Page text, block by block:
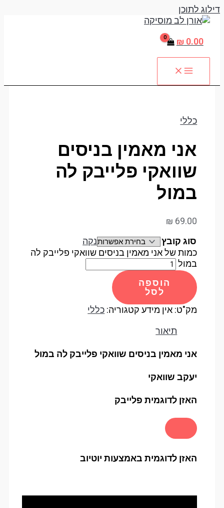
דילוג לתוכן
₪0.00
כללי
אני מאמין בניסים
שוואקי פלייבק לה
במול
₪ 69.00
סוג קובץ
נקה
כמות של אני מאמין בניסים שוואקי פלייבק לה
במול
הוספה
לסל
מק"ט: אין מידע קטגוריה: כללי
תיאור
אני מאמין בניסים שוואקי פלייבק לה במול
יעקב שוואקי
האזן לדוגמית פלייבק
האזן לדוגמית באמצעות יוטיוב